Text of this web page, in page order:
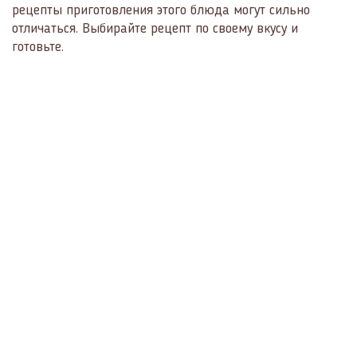
рецепты приготовления этого блюда могут сильно
отличаться. Выбирайте рецепт по своему вкусу и
готовьте.